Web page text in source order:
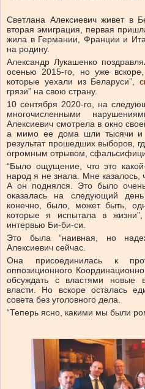
Светлана Алексиевич живет в
вторая эмиграция, первая
жила в Германии, Франции и
на родину.
Александр Лукашенко
осенью 2015-го, но уже вскоре,
которые уехали из Беларуси”,
грязи” на свою страну.
10 сентября 2020-го, на
многочисленными
Алексиевич смотрела в окно
а мимо ее дома шли тысячи и
результат прошедших выборов,
огромным отрывом,
“Было ощущение, что это
народ я не знала. Мне казалось,
А он поднялся. Это было
оказалась на следующий
конечно, было, может быть,
которые я испытала в
интервью Би-би-си.
Это была “наивная, но
Алексиевич сейчас.
Она присоединилась к
оппозиционного
обсуждать с властями
власти. Но вскоре осталась
совета без уголовного дела.
“Теперь ясно, какими мы были